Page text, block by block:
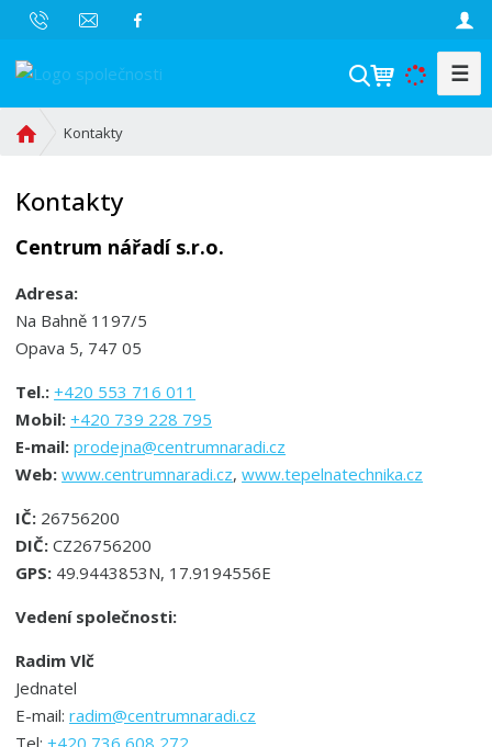
V
☰
v
d
í
t
r
a
a
Kontakty
Kontakty
Centrum nářadí s.r.o.
Adresa:
Na Bahně 1197/5
Opava 5, 747 05
Tel.: +420 553 716 011
Mobil: +420 739 228 795
E-mail: prodejna@centrumnaradi.cz
Web: www.centrumnaradi.cz,www.tepelnatechnika.cz
IČ: 26756200
DIČ: CZ26756200
GPS: 49.9443853N, 17.9194556E
Vedení společnosti:
Radim Vlč
Jednatel
E-mail:radim@centrumnaradi.cz
Tel:+420 736 608 272